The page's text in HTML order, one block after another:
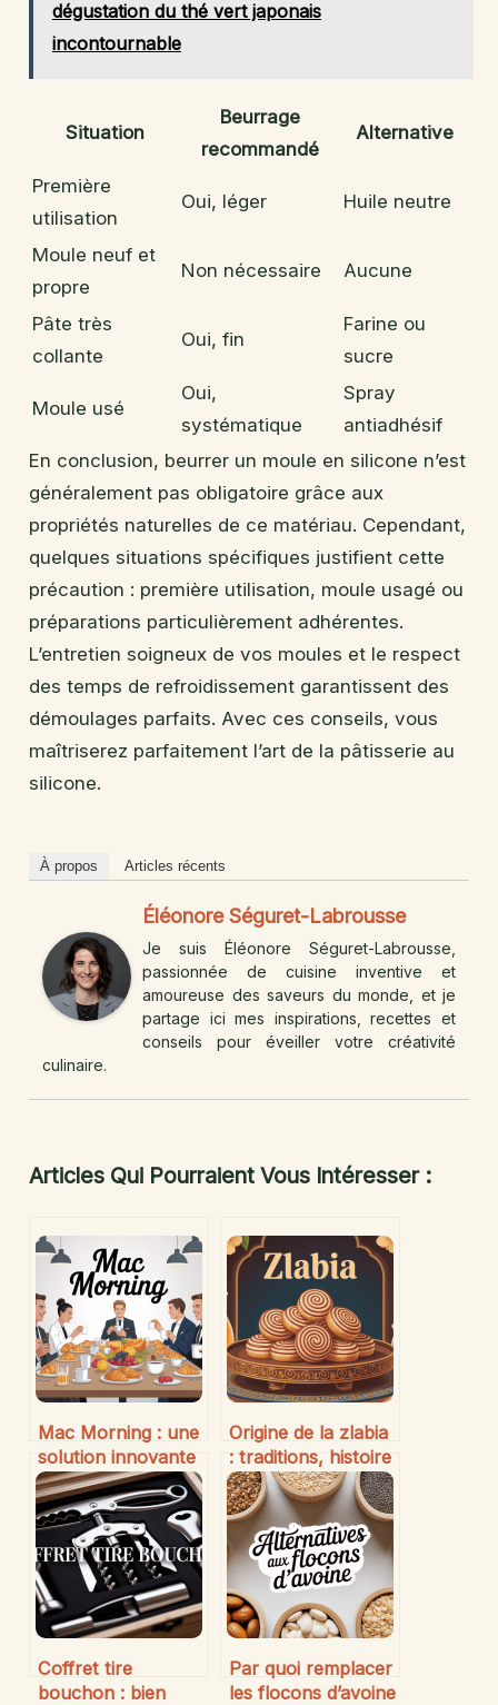
dégustation du thé vert japonais
incontournable
Situation
Beurrage
recommandé
Alternative
Première
utilisation
Oui, léger Huile neutre
Moule neuf et
propre
Non nécessaire Aucune
Pâte très
collante
Oui, fin
Farine ou
sucre
Moule usé
Oui,
systématique
Spray
antiadhésif
En conclusion, beurrer un moule en silicone n’est
généralement pas obligatoire grâce aux
propriétés naturelles de ce matériau. Cependant,
quelques situations spécifiques justifient cette
précaution : première utilisation, moule usagé ou
préparations particulièrement adhérentes.
L’entretien soigneux de vos moules et le respect
des temps de refroidissement garantissent des
démoulages parfaits. Avec ces conseils, vous
maîtriserez parfaitement l’art de la pâtisserie au
silicone.
À propos Articles récents
Éléonore Séguret-Labrousse
Je suis Éléonore Séguret-Labrousse,
passionnée de cuisine inventive et
amoureuse des saveurs du monde, et je
partage ici mes inspirations, recettes et
conseils pour éveiller votre créativité
culinaire.
Articles Qui Pourraient Vous Intéresser :
Mac Morning : une
solution innovante
pour optimiser
votre rétention
collaborateurs
Origine de la zlabia
: traditions, histoire
et secrets d’une
gourmandise
emblématique
Coffret tire
bouchon : bien
Par quoi remplacer
les flocons d’avoine